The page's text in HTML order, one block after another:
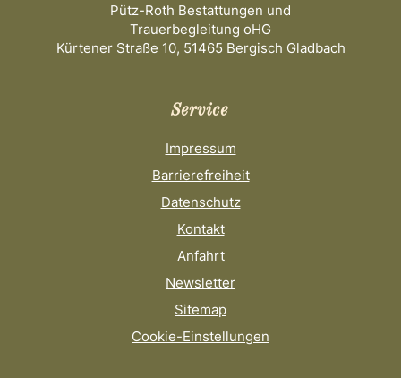
Pütz-Roth Bestattungen und
Trauerbegleitung oHG
Kürtener Straße 10, 51465 Bergisch Gladbach
Service
Impressum
Barrierefreiheit
Datenschutz
Kontakt
Anfahrt
Newsletter
Sitemap
Cookie-Einstellungen